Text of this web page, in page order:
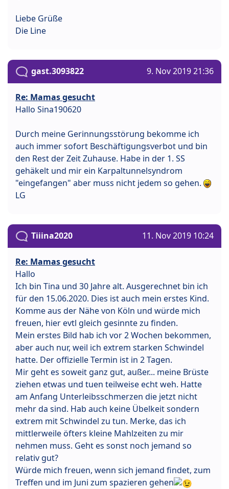
Liebe Grüße
Die Line
gast.3093822 9. Nov 2019 21:36
Re: Mamas gesucht
Hallo Sina190620
Durch meine Gerinnungsstörung bekomme ich
auch immer sofort Beschäftigungsverbot und bin
den Rest der Zeit Zuhause. Habe in der 1. SS
gehäkelt und mir ein Karpaltunnelsyndrom
"eingefangen" aber muss nicht jedem so gehen.
LG
Tiiina2020 11. Nov 2019 10:24
Re: Mamas gesucht
Hallo
Ich bin Tina und 30 Jahre alt. Ausgerechnet bin ich
für den 15.06.2020. Dies ist auch mein erstes Kind.
Komme aus der Nähe von Köln und würde mich
freuen, hier evtl gleich gesinnte zu finden.
Mein erstes Bild hab ich vor 2 Wochen bekommen,
aber auch nur, weil ich extrem starken Schwindel
hatte. Der offizielle Termin ist in 2 Tagen.
Mir geht es soweit ganz gut, außer... meine Brüste
ziehen etwas und tuen teilweise echt weh. Hatte
am Anfang Unterleibsschmerzen die jetzt nicht
mehr da sind. Hab auch keine Übelkeit sondern
extrem mit Schwindel zu tun. Merke, das ich
mittlerweile öfters kleine Mahlzeiten zu mir
nehmen muss. Geht es sonst noch jemand so
relativ gut?
Würde mich freuen, wenn sich jemand findet, zum
Treffen und im Juni zum spazieren gehen